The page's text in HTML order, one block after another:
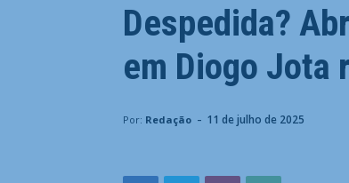
Despedida?
em Diogo Jota
Por: Redação - 11 de julho de 2025